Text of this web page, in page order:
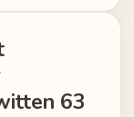
63